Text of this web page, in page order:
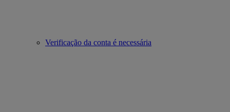
Verificação da conta é necessária